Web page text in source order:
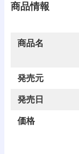
商品情報
商品名
発売元
発売日
価格